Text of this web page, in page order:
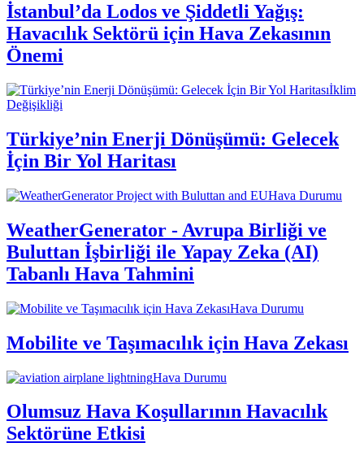
İstanbul’da Lodos ve Şiddetli Yağış:
Havacılık Sektörü için Hava Zekasının
Önemi
İklim
Değişikliği
Türkiye’nin Enerji Dönüşümü: Gelecek
İçin Bir Yol Haritası
Hava Durumu
WeatherGenerator - Avrupa Birliği ve
Buluttan İşbirliği ile Yapay Zeka (AI)
Tabanlı Hava Tahmini
Hava Durumu
Mobilite ve Taşımacılık için Hava Zekası
Hava Durumu
Olumsuz Hava Koşullarının Havacılık
Sektörüne Etkisi